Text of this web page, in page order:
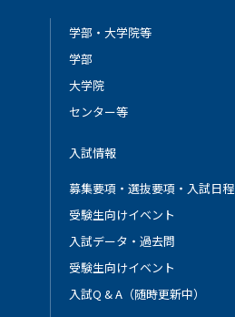
学部・大学院等
学部
大学院
センター等
入試情報
募集要項・選抜要項・入試日程
受験生向けイベント
入試データ・過去問
受験生向けイベント
入試Q & A（随時更新中）